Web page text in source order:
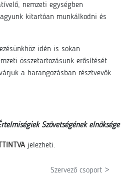
nemzeti egységben
kitartóan munkálkodni és
idén is sokan
összetartozásunk erősítését
a harangozásban résztvevők
Szövetségének elnöksége
jelezheti.
Szervező csoport >